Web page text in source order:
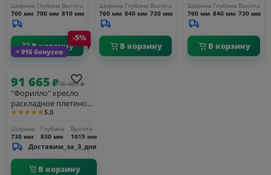
роуп бежевый
круглый, ткань
бежевая 15052
Ширина
700 мм
Глубина
700 мм
Высота
810 мм
В корзину
белый муар, роуп
бежевый круглый,
ткань бежевая
15052
Ширина
760 мм
Глубина
840 мм
Высота
730 мм
В корзину
темно-серый
(RAL7024) муар,
роуп темно-серый
круглый, ткань
темно-серая 027
Ширина
760 мм
Глубина
840 мм
Высота
730 мм
В корзину
+ 916 бонусов
-5%
91 665₽96 489 ₽
"Форилло" кресло
раскладное плетеное,
цвет соломенный
★★★★★5.0
Ширина
730 мм
Глубина
830 мм
Высота
1015 мм
Доставим_за_3_дня
В корзину